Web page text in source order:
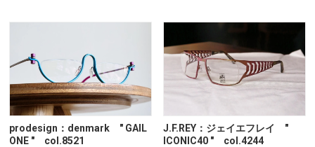
prodesign：denmark " GAIL
ONE " col.8521
J.F.REY：ジェイエフレイ "
ICONIC40 " col.4244